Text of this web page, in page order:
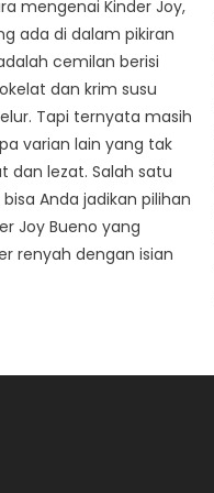
mengenai Kinder Joy,
ada di dalam pikiran
cemilan berisi
dan krim susu
Tapi ternyata masih
varian lain yang tak
dan lezat. Salah satu
Anda jadikan pilihan
Joy Bueno yang
renyah dengan isian